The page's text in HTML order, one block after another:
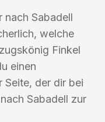
nach Sabadell
welche
Finkel
einen
Seite, der dir bei
Sabadell zur